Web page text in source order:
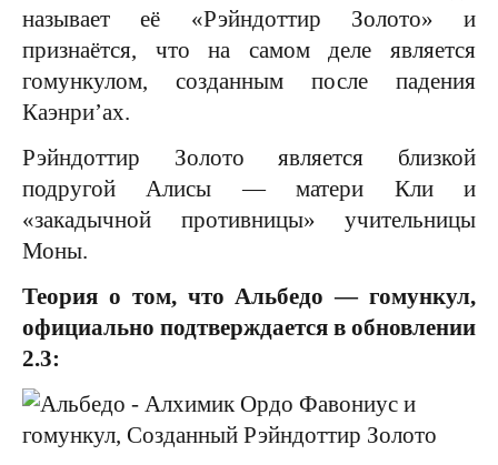
называет её «Рэйндоттир Золото» и
признаётся, что на самом деле является
гомункулом, созданным после падения
Каэнри’ах.
Рэйндоттир Золото является близкой
подругой Алисы — матери Кли и
«закадычной противницы» учительницы
Моны.
Теория о том, что Альбедо — гомункул,
официально подтверждается в обновлении
2.3: